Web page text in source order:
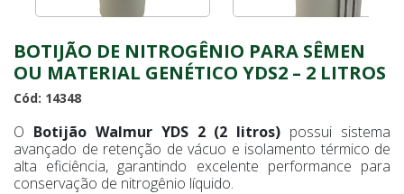
BOTIJÃO DE NITROGÊNIO PARA SÊMEN
OU MATERIAL GENÉTICO YDS2 – 2 LITROS
Cód: 14348
O Botijão Walmur YDS 2 (2 litros) possui sistema
avançado de retenção de vácuo e isolamento térmico de
alta eficiência, garantindo excelente performance para
conservação de nitrogênio líquido.